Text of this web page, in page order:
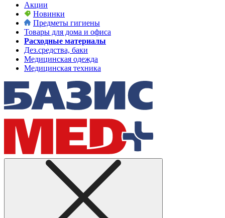
Акции
Новинки
Предметы гигиены
Товары для дома и офиса
Расходные материалы
Дез.средства, баки
Медицинская одежда
Медицинская техника